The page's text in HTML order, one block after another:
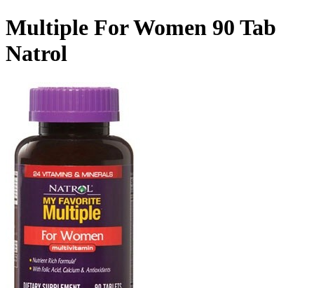
Multiple For Women 90 Tab
Natrol